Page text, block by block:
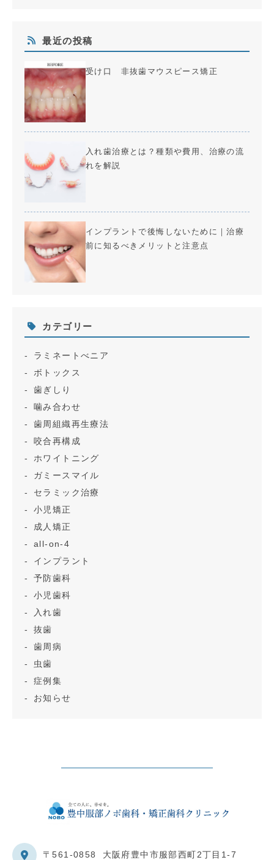
最近の投稿
受け口 非抜歯マウスピース矯正
入れ歯治療とは？種類や費用、治療の流
れを解説
インプラントで後悔しないために｜治療
前に知るべきメリットと注意点
カテゴリー
ラミネートべニア
ボトックス
歯ぎしり
噛み合わせ
歯周組織再生療法
咬合再構成
ホワイトニング
ガミースマイル
セラミック治療
小児矯正
成人矯正
all-on-4
インプラント
予防歯科
小児歯科
入れ歯
抜歯
歯周病
虫歯
症例集
お知らせ
〒561-0858 大阪府豊中市服部西町2丁目1-7